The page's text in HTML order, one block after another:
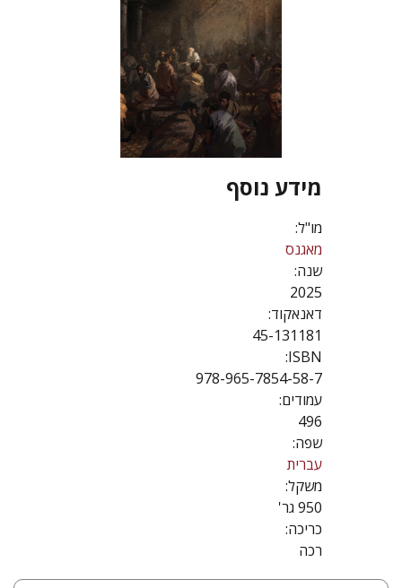
מידע נוסף
מו"ל:
מאגנס
שנה:
2025
דאנאקוד:
45-131181
ISBN:
978-965-7854-58-7
עמודים:
496
שפה:
עברית
משקל:
950 גר'
כריכה:
רכה